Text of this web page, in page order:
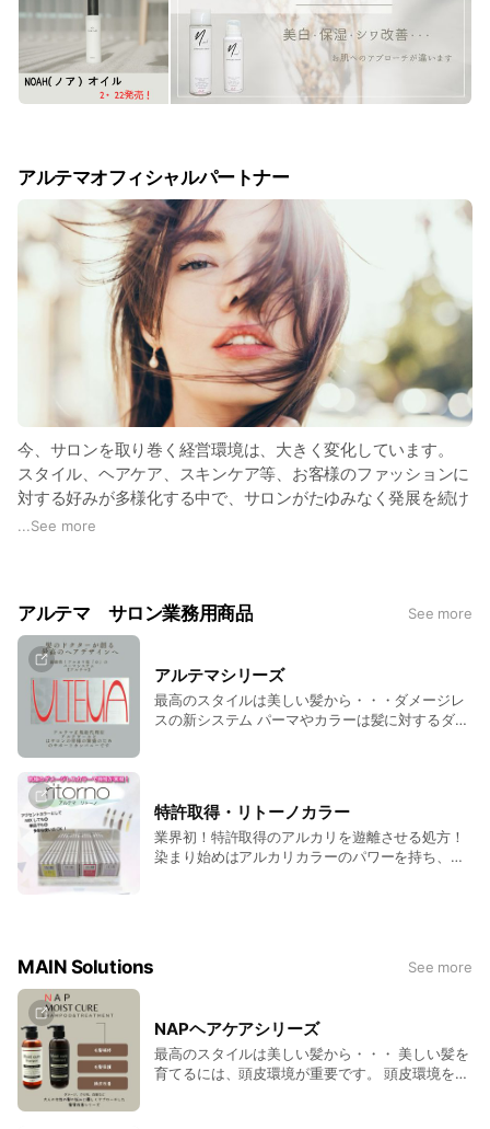
アルテマオフィシャルパートナー
今、サロンを取り巻く経営環境は、大きく変化しています。
スタイル、ヘアケア、スキンケア等、お客様のファッションに
対する好みが多様化する中で、サロンがたゆみなく発展を続け
るために、常に自己変革し、激変するニーズにスピーディーに
ら、新たな付加価値を創出するサロン発展の為のコア・コンセ
プトです。
経営環境を取り巻く様々なビジネスモデルの中で、サロン経営
に役立つ形態にモデュファイしたモデルを『EtoV』を基にご提
案してまいります
アルテマ正規総代理店・オフィシャルパートナー
●アルテマ各種薬剤
●リトーノカラー
●【メテオ】シリーズ
●モイストキュアシャンプー＆トリートメント
●N and(エヌアンド）スキンケア
他サロンサポートに全力で取り組んでいます。
...See more
アルテマ サロン業務用商品 See more
アルテマシリーズ
最高のスタイルは美しい髪から・・・ダメージレ
スの新システム パーマやカラーは髪に対するダメ
ージを与えず、短時間で施術できるパーマ・カラ
ーは出来ないのか？」と言うスタイリストの皆様
からの要望により開発されました。 業界初の「ア
特許取得・リトーノカラー
業界初！特許取得のアルカリを遊離させる処方！
染まり始めはアルカリカラーのパワーを持ち、放
の弾力が残る ●マーパメニューと複合しやすい ●
MAIN Solutions See more
NAPヘアケアシリーズ
最高のスタイルは美しい髪から・・・ 美しい髪を
育てるには、頭皮環境が重要です。 頭皮環境を整